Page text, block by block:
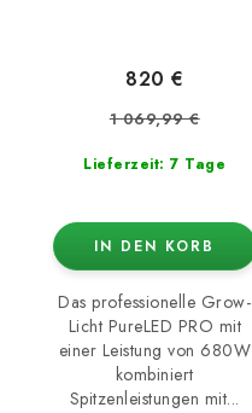
Lieferzeit: 7 Tage
820 €
1 069,99 €
IN DEN KORB
Das professionelle Grow-
Licht PureLED PRO mit
einer Leistung von 680W
kombiniert
Spitzenleistungen mit...